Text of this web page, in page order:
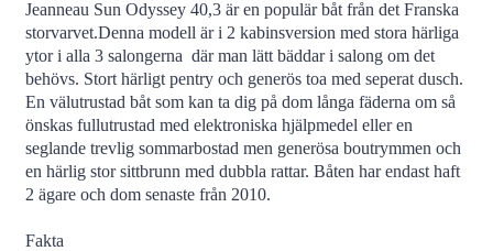
Jeanneau Sun Odyssey 40,3 är en populär båt från det Franska
storvarvet.Denna modell är i 2 kabinsversion med stora härliga
ytor i alla 3 salongerna där man lätt bäddar i salong om det
behövs. Stort härligt pentry och generös toa med seperat dusch.
En välutrustad båt som kan ta dig på dom långa fäderna om så
önskas fullutrustad med elektroniska hjälpmedel eller en
seglande trevlig sommarbostad men generösa boutrymmen och
en härlig stor sittbrunn med dubbla rattar. Båten har endast haft
2 ägare och dom senaste från 2010.
Fakta